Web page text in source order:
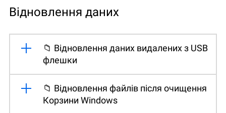
Відновлення даних
📁 Відновлення даних видалених з USB
флешки
📁 Відновлення файлів після очищення
Корзини Windows